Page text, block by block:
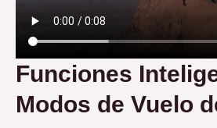
Funciones
Modos de Vuelo